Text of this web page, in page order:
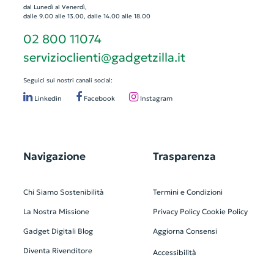
dal Lunedì al Venerdì,
dalle 9.00 alle 13.00, dalle 14.00 alle 18.00
02 800 11074
servizioclienti@gadgetzilla.it
Seguici sui nostri canali social:
Linkedin Facebook Instagram
Navigazione
Chi Siamo Sostenibilità
La Nostra Missione
Gadget Digitali Blog
Diventa Rivenditore
Trasparenza
Termini e Condizioni
Privacy Policy Cookie Policy
Aggiorna Consensi
Accessibilità